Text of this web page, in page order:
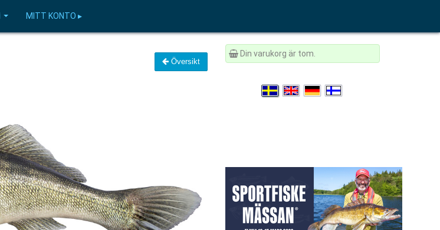
MITT KONTO ▸
Översikt
Din varukorg är tom.